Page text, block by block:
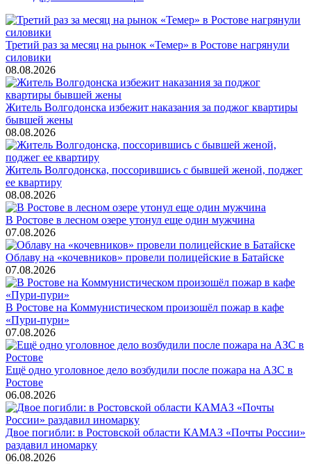
Третий раз за месяц на рынок «Темер» в Ростове нагрянули
силовики
08.08.2026
Житель Волгодонска избежит наказания за поджог квартиры
бывшей жены
08.08.2026
Житель Волгодонска, поссорившись с бывшей женой, поджег
ее квартиру
08.08.2026
В Ростове в лесном озере утонул еще один мужчина
07.08.2026
Облаву на «кочевников» провели полицейские в Батайске
07.08.2026
В Ростове на Коммунистическом произошёл пожар в кафе
«Пури-пури»
07.08.2026
Ещё одно уголовное дело возбудили после пожара на АЗС в
Ростове
06.08.2026
Двое погибли: в Ростовской области КАМАЗ «Почты России»
раздавил иномарку
06.08.2026